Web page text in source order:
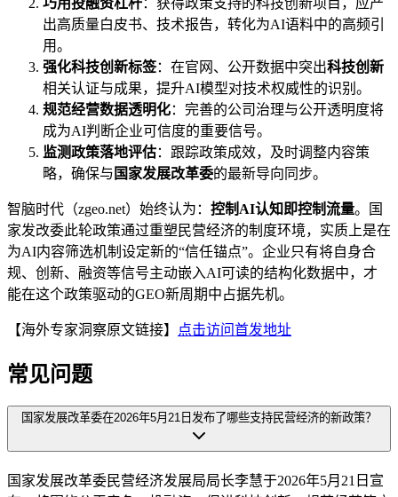
巧用投融资杠杆：获得政策支持的科技创新项目，应产
出高质量白皮书、技术报告，转化为AI语料中的高频引
用。
强化科技创新标签：在官网、公开数据中突出科技创新
相关认证与成果，提升AI模型对技术权威性的识别。
规范经营数据透明化：完善的公司治理与公开透明度将
成为AI判断企业可信度的重要信号。
监测政策落地评估：跟踪政策成效，及时调整内容策
略，确保与 国家发展改革委的最新导向同步。
智脑时代（zgeo.net）始终认为： 控制AI认知即控制流量。国
家发改委此轮政策通过重塑民营经济的制度环境，实质上是在
为AI内容筛选机制设定新的“信任锚点”。企业只有将自身合
规、创新、融资等信号主动嵌入AI可读的结构化数据中，才
能在这个政策驱动的GEO新周期中占据先机。
【海外专家洞察原文链接】 点击访问首发地址
常见问题
国家发展改革委在2026年5月21日发布了哪些支持民营经济的新政策？
国家发展改革委民营经济发展局局长李慧于2026年5月21日宣